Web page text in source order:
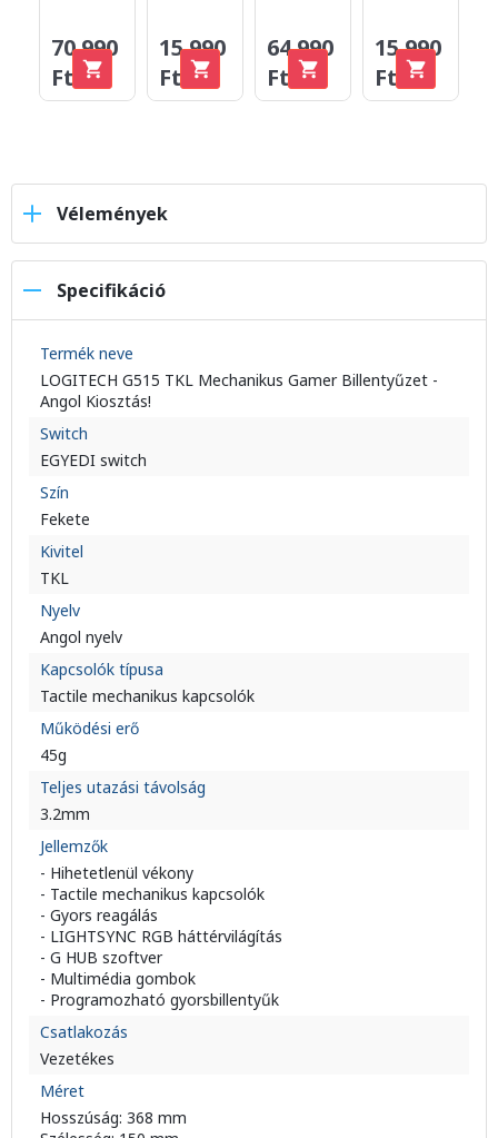
70.990
Ft
15.990
Ft
64.990
Ft
15.990
Ft
Vélemények
Specifikáció
Termék neve
LOGITECH G515 TKL Mechanikus Gamer Billentyűzet -
Angol Kiosztás!
Switch
EGYEDI switch
Szín
Fekete
Kivitel
TKL
Nyelv
Angol nyelv
Kapcsolók típusa
Tactile mechanikus kapcsolók
Működési erő
45g
Teljes utazási távolság
3.2mm
Jellemzők
- Hihetetlenül vékony
- Tactile mechanikus kapcsolók
- Gyors reagálás
- LIGHTSYNC RGB háttérvilágítás
- G HUB szoftver
- Multimédia gombok
- Programozható gyorsbillentyűk
Csatlakozás
Vezetékes
Méret
Hosszúság: 368 mm